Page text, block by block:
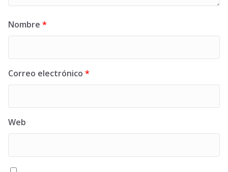
Nombre *
Correo electrónico *
Web